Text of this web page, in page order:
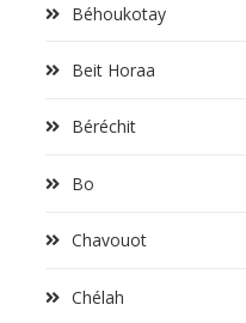
Béhoukotay
Beit Horaa
Béréchit
Bo
Chavouot
Chélah